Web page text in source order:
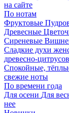
на сайте
По нотам
Фруктовые
Древесные
Сиреневые
Сладкие духи
древесно-
Спокойные,
свежие ноты
По времени года
Для осени Для
нее